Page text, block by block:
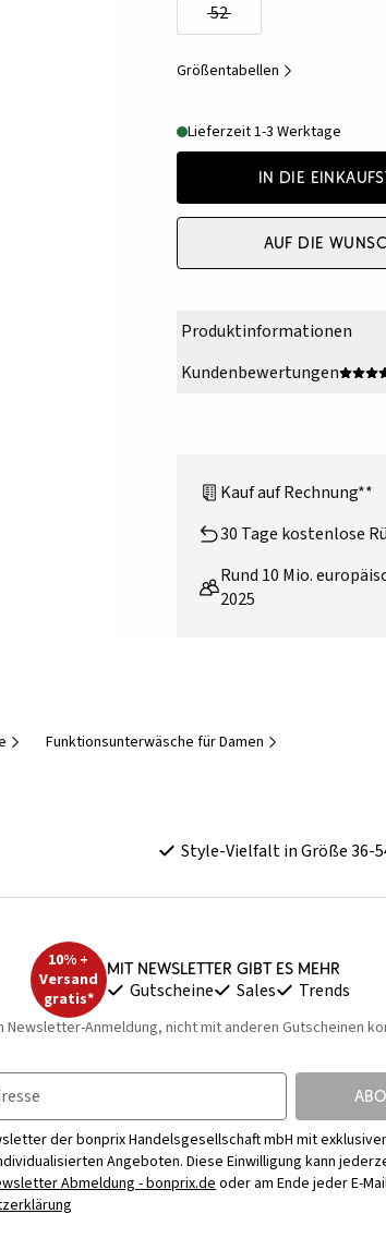
52
Größentabellen
Lieferzeit 1-3 Werktage
In die
Auf die
Produktinformationen
Kundenbewertungen
Kauf auf Rechnung**
30 Tage kostenlose
Rund 10 Mio.
2025
Funktionsunterwäsche für Damen
Style-Vielfalt in Größe 36-
10% +
Versand
gratis*
Mit Newsletter gibt es mehr
Gutscheine Sales Trends
Newsletter-Anmeldung, nicht mit anderen Gutscheinen
der bonprix Handelsgesellschaft mbH mit
Angeboten. Diese Einwilligung kann
Abmeldung - bonprix.deoder am Ende jeder E-